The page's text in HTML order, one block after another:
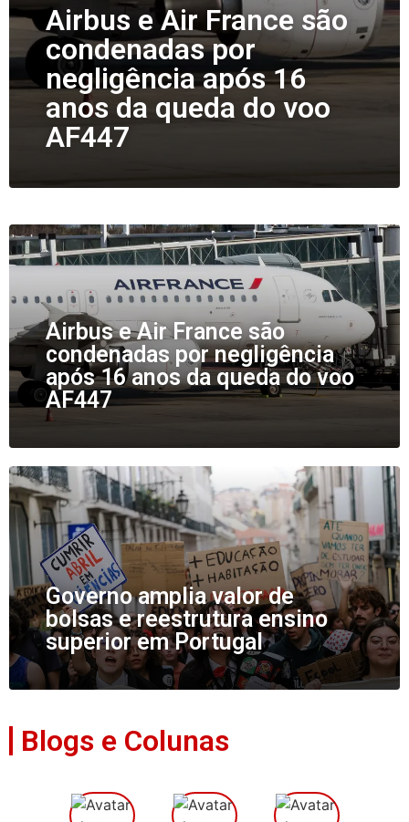
Airbus e Air France são
condenadas por
negligência após 16
anos da queda do voo
AF447
Airbus e Air France são
condenadas por negligência
após 16 anos da queda do voo
AF447
Governo amplia valor de
bolsas e reestrutura ensino
superior em Portugal
Blogs e Colunas